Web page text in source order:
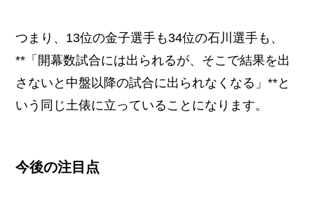
つまり、13位の金子選手も34位の石川選手も、
**「開幕数試合には出られるが、そこで結果を出
さないと中盤以降の試合に出られなくなる」**と
いう同じ土俵に立っていることになります。
今後の注目点